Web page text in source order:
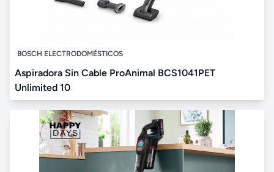
BOSCH ELECTRODOMÉSTICOS
Aspiradora Sin Cable ProAnimal BCS1041PET
Unlimited 10